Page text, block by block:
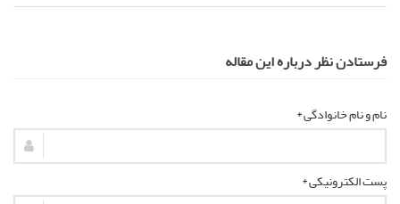
فرستادن نظر درباره این مقاله
نام و نام خانوادگی *
پست الکترونیکی *